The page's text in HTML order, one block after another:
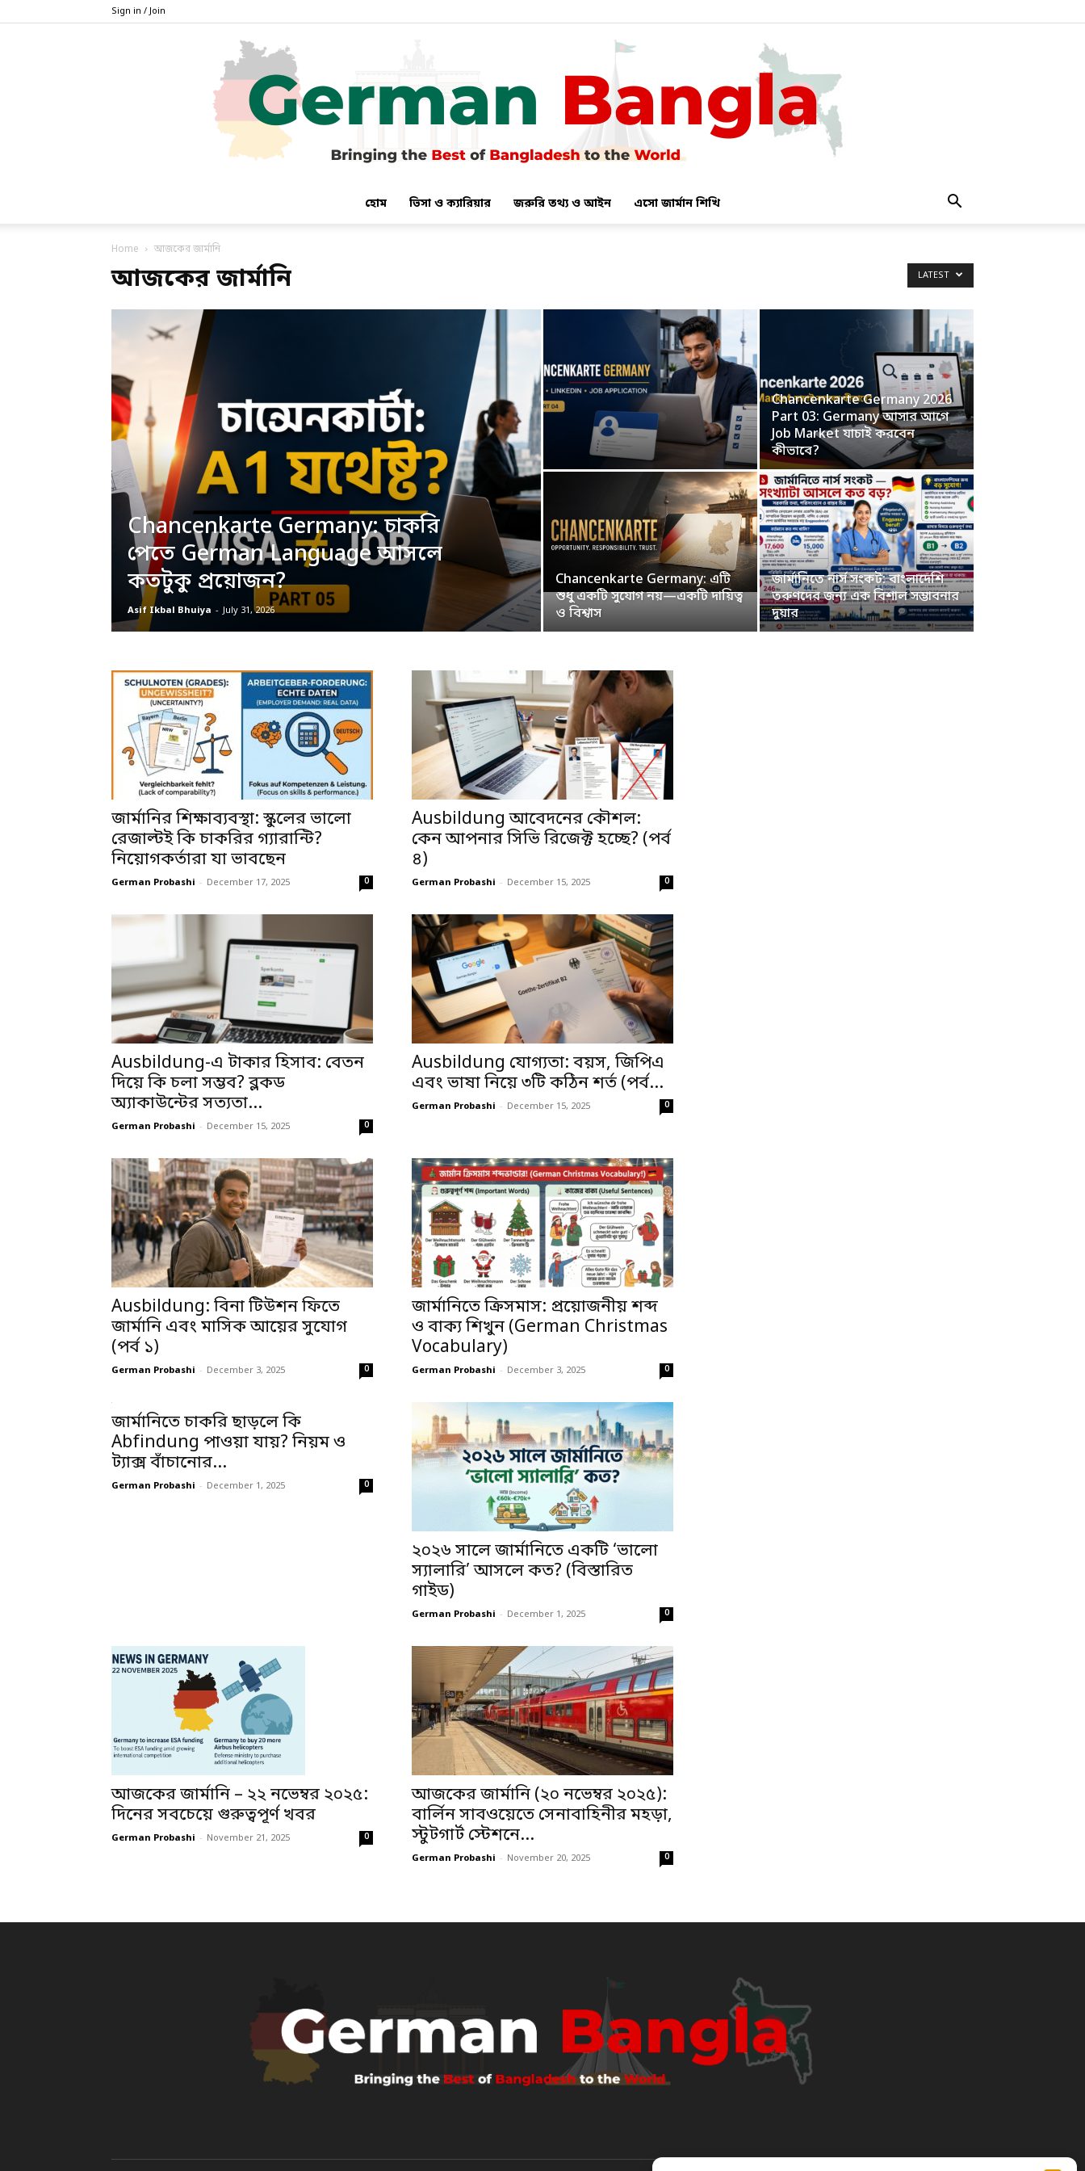
Sign in / Join
হোম ভিসা ও ক্যারিয়ার জরুরি তথ্য ও আইন এসো জার্মান শিখি
Home আজকের জার্মানি
আজকের জার্মানি LATEST
Chancenkarte Germany: চাকরি
পেতে German Language আসলে
কতটুকু প্রয়োজন?
Asif Ikbal Bhuiya - July 31, 2026
Chancenkarte Germany 2026
Part 03: Germany আসার আগে
Job Market যাচাই করবেন
কীভাবে?
Chancenkarte Germany: এটি
শুধু একটি সুযোগ নয়—একটি দায়িত্ব
ও বিশ্বাস
জার্মানিতে নার্স সংকট: বাংলাদেশি
তরুণদের জন্য এক বিশাল সম্ভাবনার
দুয়ার
জার্মানির শিক্ষাব্যবস্থা: স্কুলের ভালো
রেজাল্টই কি চাকরির গ্যারান্টি?
নিয়োগকর্তারা যা ভাবছেন
German Probashi - December 17, 2025 0
Ausbildung আবেদনের কৌশল:
কেন আপনার সিভি রিজেক্ট হচ্ছে? (পর্ব
৪)
German Probashi - December 15, 2025 0
Ausbildung-এ টাকার হিসাব: বেতন
দিয়ে কি চলা সম্ভব? ব্লকড
অ্যাকাউন্টের সত্যতা...
German Probashi - December 15, 2025 0
Ausbildung যোগ্যতা: বয়স, জিপিএ
এবং ভাষা নিয়ে ৩টি কঠিন শর্ত (পর্ব...
German Probashi - December 15, 2025 0
Ausbildung: বিনা টিউশন ফিতে
জার্মানি এবং মাসিক আয়ের সুযোগ
(পর্ব ১)
German Probashi - December 3, 2025 0
জার্মানিতে ক্রিসমাস: প্রয়োজনীয় শব্দ
ও বাক্য শিখুন (German Christmas
Vocabulary)
German Probashi - December 3, 2025 0
জার্মানিতে চাকরি ছাড়লে কি
Abfindung পাওয়া যায়? নিয়ম ও
ট্যাক্স বাঁচানোর...
German Probashi - December 1, 2025 0
২০২৬ সালে জার্মানিতে একটি ‘ভালো
স্যালারি’ আসলে কত? (বিস্তারিত
গাইড)
German Probashi - December 1, 2025 0
আজকের জার্মানি – ২২ নভেম্বর ২০২৫:
দিনের সবচেয়ে গুরুত্বপূর্ণ খবর
German Probashi - November 21, 2025 0
আজকের জার্মানি (২০ নভেম্বর ২০২৫):
বার্লিন সাবওয়েতে সেনাবাহিনীর মহড়া,
স্টুটগার্ট স্টেশনে...
German Probashi - November 20, 2025 0